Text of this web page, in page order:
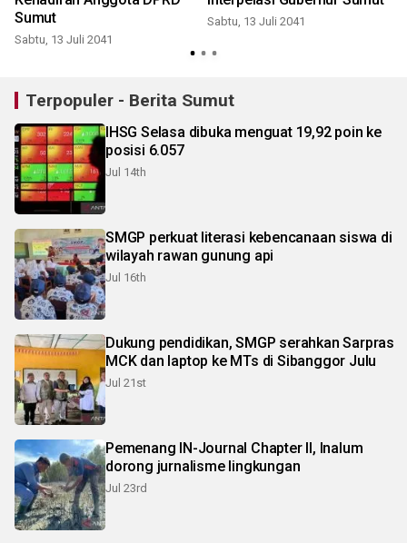
Sumut
Sabtu, 13 Juli 2041
Sabtu, 13 Juli 2041
Terpopuler - Berita Sumut
IHSG Selasa dibuka menguat 19,92 poin ke
posisi 6.057
Jul 14th
SMGP perkuat literasi kebencanaan siswa di
wilayah rawan gunung api
Jul 16th
Dukung pendidikan, SMGP serahkan Sarpras
MCK dan laptop ke MTs di Sibanggor Julu
Jul 21st
Pemenang IN-Journal Chapter II, Inalum
dorong jurnalisme lingkungan
Jul 23rd